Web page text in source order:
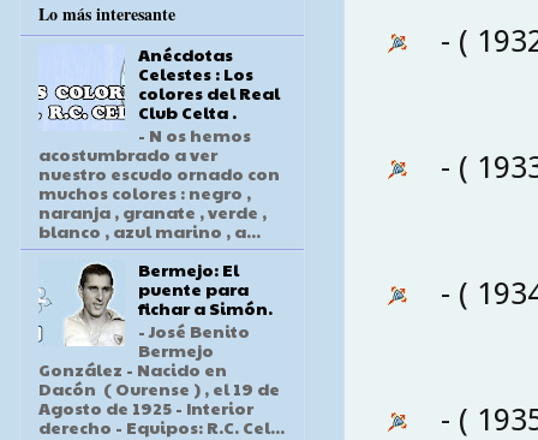
- (
- (
- (
- (
Lo más interesante
Anécdotas
Celestes : Los
colores del Real
Club Celta .
- N os hemos
acostumbrado a ver
nuestro escudo ornado con
muchos colores : negro ,
naranja , granate , verde ,
blanco , azul marino , a...
Bermejo: El
puente para
fichar a Simón.
- José Benito
Bermejo
González - Nacido en
Dacón ( Ourense ) , el 19 de
Agosto de 1925 - Interior
derecho - Equipos: R.C. Cel...